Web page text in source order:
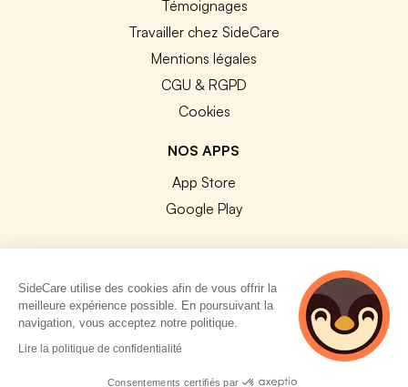
Témoignages
Travailler chez SideCare
Mentions légales
CGU & RGPD
Cookies
NOS APPS
App Store
Google Play
© 2026 SideCare. Tous droits réservés.
SideCare utilise des cookies afin de vous offrir la
meilleure expérience possible. En poursuivant la
navigation, vous acceptez notre politique.
Lire la politique de confidentialité
Consentements certifiés par